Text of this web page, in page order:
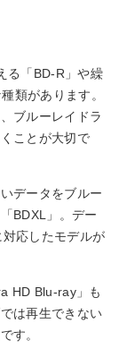
る「BD-R」や繰
類があります。
ブルーレイドラ
ことが大切で
データをブルー
BDXL」。デー
応したモデルが
HD Blu-ray」も
は再生できない
す。